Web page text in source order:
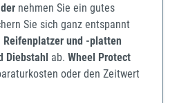
nehmen Sie ein gutes
Sie sich ganz entspannt
Reifenplatzer und -platten
Diebstahl ab. Wheel Protect
oder den Zeitwert